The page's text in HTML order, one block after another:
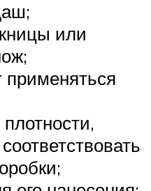
или
применяться